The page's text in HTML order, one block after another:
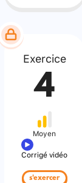
Exercice
4
Moyen
Corrigé vidéo
s'exercer